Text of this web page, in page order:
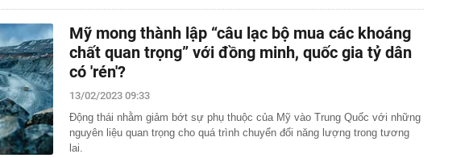
Mỹ mong thành lập “câu lạc bộ mua các khoáng
chất quan trọng” với đồng minh, quốc gia tỷ dân
có 'rén'?
13/02/2023 09:33
Động thái nhằm giảm bớt sự phụ thuộc của Mỹ vào Trung Quốc với những
nguyên liệu quan trọng cho quá trình chuyển đổi năng lượng trong tương
lai.